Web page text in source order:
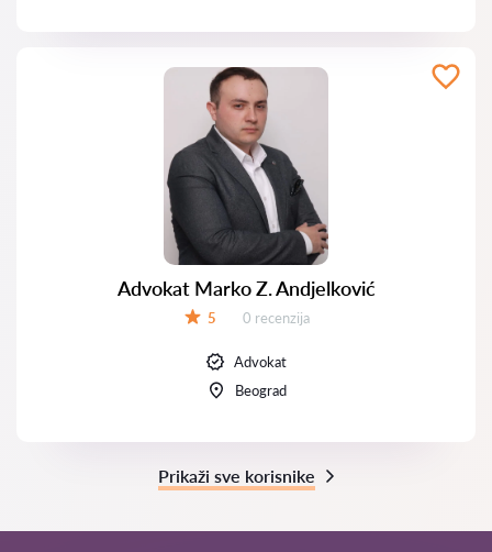
Advokat Marko Z. Andjelković
5 Recenzija:
0 recenzija
Advokat
Beograd
Prikaži sve korisnike